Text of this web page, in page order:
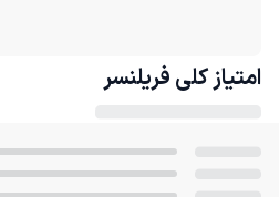
امتیاز کلی فریلنسر